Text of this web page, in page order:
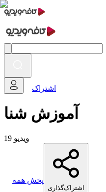
اشتراک
آموزش شنا
19 ویدیو
پخش همه
اشتراک‌گذاری